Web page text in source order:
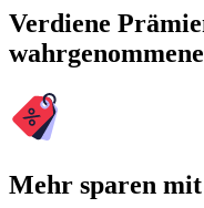
Verdiene
Mehr sparen